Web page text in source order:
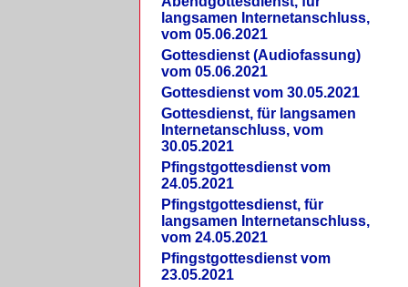
langsamen Internetanschluss,
vom 05.06.2021
Gottesdienst (Audiofassung)
vom 05.06.2021
Gottesdienst vom 30.05.2021
Gottesdienst, für langsamen
Internetanschluss, vom
30.05.2021
Pfingstgottesdienst vom
24.05.2021
Pfingstgottesdienst, für
langsamen Internetanschluss,
vom 24.05.2021
Pfingstgottesdienst vom
23.05.2021